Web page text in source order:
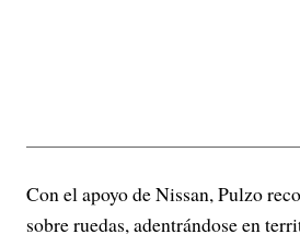
Con el apoyo de Nissan, Pulzo
sobre ruedas, adentrándose en